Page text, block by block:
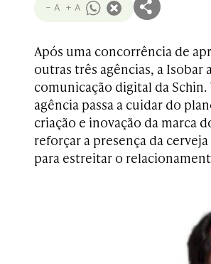
- A + A
Após uma concorrência de
outras três agências, a
comunicação digital da
agência passa a cuidar do
criação e inovação da marca
reforçar a presença da
para estreitar o